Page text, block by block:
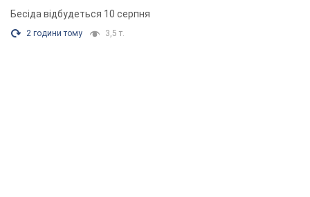
Бесіда відбудеться 10 серпня
2 години тому 3,5 т.